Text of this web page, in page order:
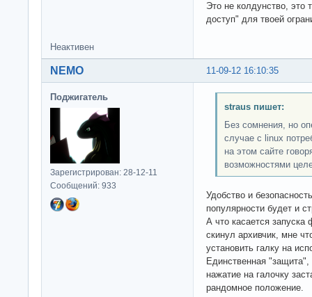
Это не колдунство, это
доступ" для твоей
Неактивен
11-09-12 16:10:35
NEMO
Поджигатель
Зарегистрирован: 28-12-11
Сообщений: 933
straus пишет:
Без сомнения, но
случае с linux
на этом сайте
возможностями
Удобство и
популярности будет и
А что касается
скинул архивчик, мне
установить галку на
Единственная "защита",
нажатие на галочку
рандомное положение.